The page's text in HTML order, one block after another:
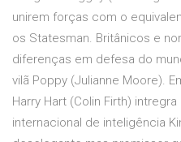
unirem forças com o
os Statesman. Britânicos e
diferenças em defesa do
vilã Poppy (Julianne Moore).
Harry Hart (Colin Firth)
internacional de inteligência